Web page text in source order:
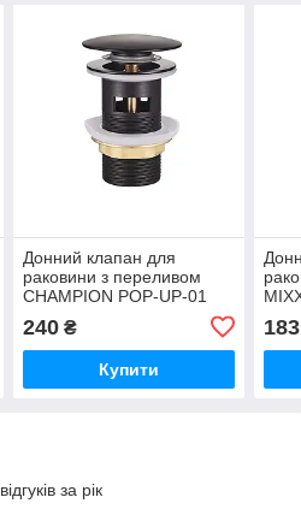
Донний клапан для
раковини з переливом
CHAMPION POP-UP-01
(Click-Clack) (Колір
чорний) 1 1/4'' (CH0365)
240₴
Купити
183
за рік